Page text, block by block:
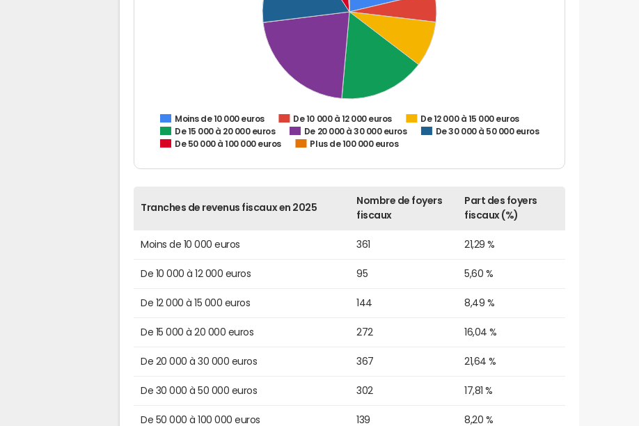
Moins de 10 000 euros De 10 000 à 12 000 euros
De 12 000 à 15 000 euros
De 15 000 à 20 000 euros
De 20 000 à 30 000 euros
De 30 000 à 50 000 euros
De 50 000 à 100 000 euros
Plus de 100 000 euros
Tranches de revenus fiscaux en 2025
Nombre de foyers
fiscaux
Part des foyers
fiscaux (%)
Moins de 10 000 euros 361 21,29 %
De 10 000 à 12 000 euros 95 5,60 %
De 12 000 à 15 000 euros 144 8,49 %
De 15 000 à 20 000 euros 272 16,04 %
De 20 000 à 30 000 euros 367 21,64 %
De 30 000 à 50 000 euros 302 17,81 %
De 50 000 à 100 000 euros 139 8,20 %